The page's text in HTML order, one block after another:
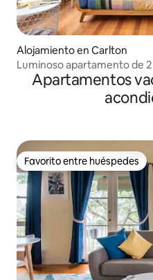
Alojamiento en Carlton
Luminoso apartamento de
Carlton
Apartamentos
Favorito entre huéspedes
Favorito entre huéspedes